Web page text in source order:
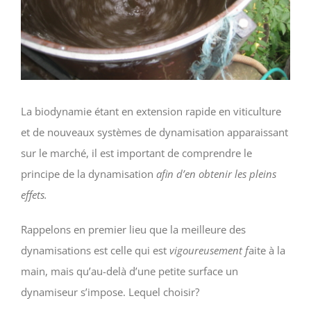
La biodynamie étant en extension rapide en viticulture
et de nouveaux systèmes de dynamisation apparaissant
sur le marché, il est important de comprendre le
principe de la dynamisation afin d’en obtenir les pleins
effets.
Rappelons en premier lieu que la meilleure des
dynamisations est celle qui est vigoureusement faite à la
main, mais qu’au-delà d’une petite surface un
dynamiseur s’impose. Lequel choisir?